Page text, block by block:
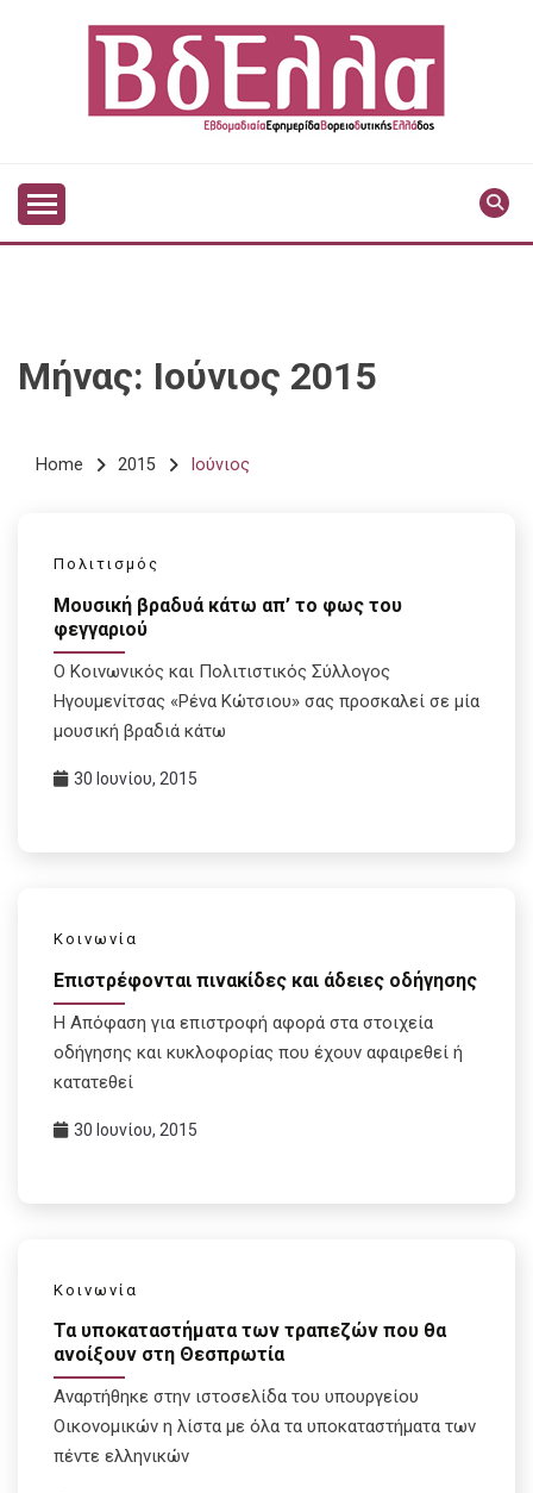
VDELLA
Μήνας: Ιούνιος 2015
Home 2015 Ιούνιος
Πολιτισμός
Μουσική βραδυά κάτω απ’ το φως του
φεγγαριού
Ο Κοινωνικός και Πολιτιστικός Σύλλογος
Ηγουμενίτσας «Ρένα Κώτσιου» σας προσκαλεί σε μία
μουσική βραδιά κάτω
30 Ιουνίου, 2015
Κοινωνία
Επιστρέφονται πινακίδες και άδειες οδήγησης
Η Απόφαση για επιστροφή αφορά στα στοιχεία
οδήγησης και κυκλοφορίας που έχουν αφαιρεθεί ή
κατατεθεί
30 Ιουνίου, 2015
Κοινωνία
Τα υποκαταστήματα των τραπεζών που θα
ανοίξουν στη Θεσπρωτία
Αναρτήθηκε στην ιστοσελίδα του υπουργείου
Οικονομικών η λίστα με όλα τα υποκαταστήματα των
πέντε ελληνικών